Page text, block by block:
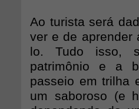
Ao turista será
ver e de aprender
lo. Tudo isso,
patrimônio e a
passeio em trilha
um saboroso (e